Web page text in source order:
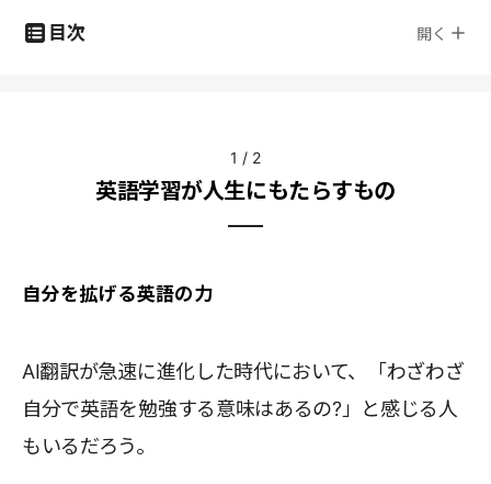
目次 開く
1 / 2
英語学習が人生にもたらすもの
自分を拡げる英語の力
AI翻訳が急速に進化した時代において、「わざわざ
自分で英語を勉強する意味はあるの?」と感じる人
もいるだろう。